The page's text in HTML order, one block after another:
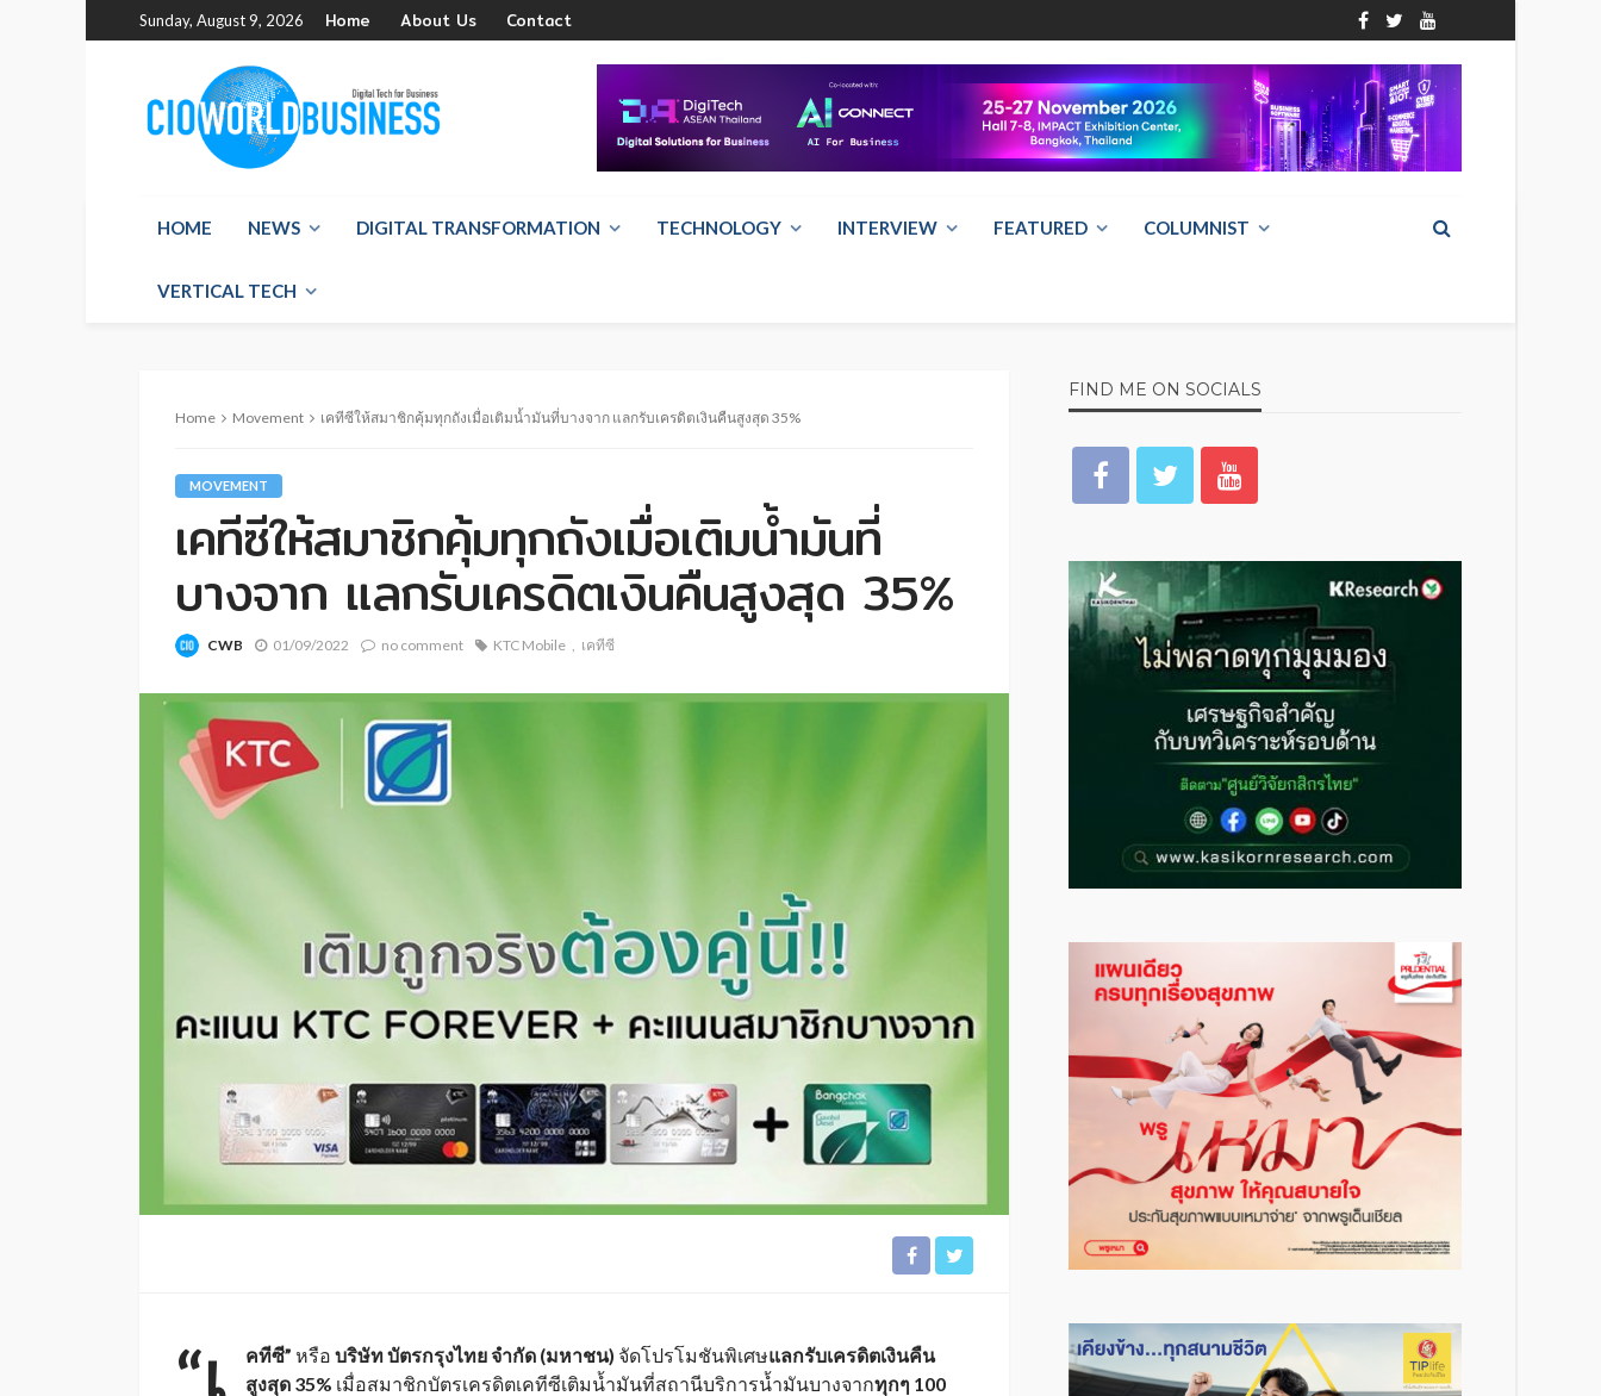
Sunday, August 9, 2026 Home About Us Contact
HOME NEWS DIGITAL TRANSFORMATION TECHNOLOGY INTERVIEW FEATURED COLUMNIST
VERTICAL TECH
Home Movement เคทีซีให้สมาชิกคุ้มทุกถังเมื่อเติมน้ำมันที่บางจาก แลกรับเครดิตเงินคืนสูงสุด 35%
MOVEMENT
เคทีซีให้สมาชิกคุ้มทุกถังเมื่อเติมน้ำมันที่
บางจาก แลกรับเครดิตเงินคืนสูงสุด 35%
CWB 01/09/2022 no comment KTC Mobile เคทีซี
“เ คทีซี” หรือ บริษัท บัตรกรุงไทย จำกัด (มหาชน) จัดโปรโมชันพิเศษแลกรับเครดิตเงินคืน
สูงสุด 35% เมื่อสมาชิกบัตรเครดิตเคทีซีเติมน้ำมันที่สถานีบริการน้ำมันบางจากทุกๆ 100
FIND ME ON SOCIALS